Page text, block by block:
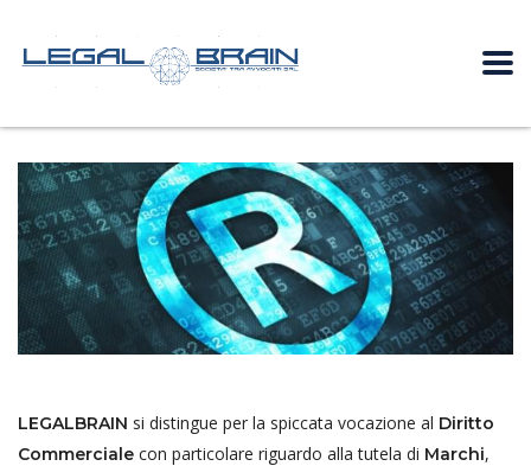
LEGALBRAIN si distingue per la spiccata vocazione al Diritto
Commerciale con particolare riguardo alla tutela di Marchi,